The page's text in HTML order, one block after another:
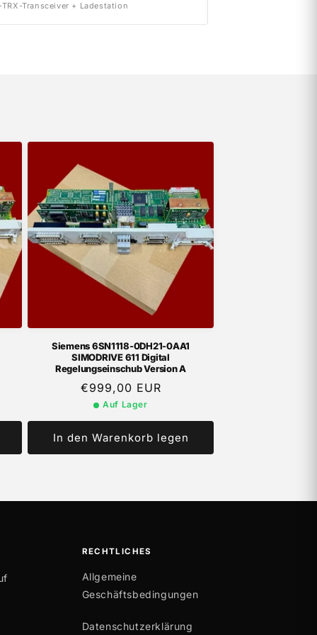
TRX-Transceiver + Ladestation
Siemens 6SN1118-0DH21-0AA1
SIMODRIVE 611 Digital
Regelungseinschub Version A
Normaler
Preis
€999,00 EUR
Auf Lager
In den Warenkorb legen
RECHTLICHES
Allgemeine
Geschäftsbedingungen
Datenschutzerklärung